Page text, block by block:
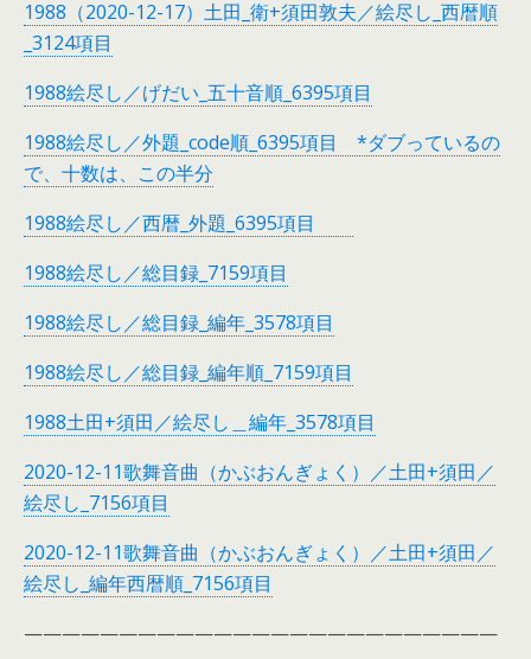
1988（2020-12-17）土田_衛+須田敦夫／絵尽し_西暦順
_3124項目
1988絵尽し／げだい_五十音順_6395項目
1988絵尽し／外題_code順_6395項目 *ダブっているの
で、十数は、この半分
1988絵尽し／西暦_外題_6395項目
1988絵尽し／総目録_7159項目
1988絵尽し／総目録_編年_3578項目
1988絵尽し／総目録_編年順_7159項目
1988土田+須田／絵尽し＿編年_3578項目
2020-12-11歌舞音曲（かぶおんぎょく）／土田+須田／
絵尽し_7156項目
2020-12-11歌舞音曲（かぶおんぎょく）／土田+須田／
絵尽し_編年西暦順_7156項目
—————————————————————————